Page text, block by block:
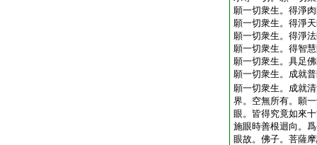
願一切衆生。得淨
願一切衆生。得淨
願一切衆生。得淨
願一切衆生。得智
願一切衆生。具足
願一切衆生。成就
願一切衆生。成就
界。空無所有。願
眼。皆得究竟如來
施眼時善根迴向。
眼故。佛子。菩薩